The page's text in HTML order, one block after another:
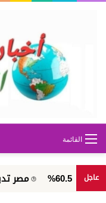
القائمة
عاجل مصر تدين